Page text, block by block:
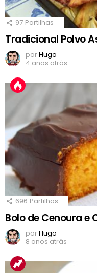
97 Partilhas
Tradicional Polvo
porHugo
4 anos atrás
696 Partilhas
Bolo de Cenoura e
porHugo
8 anos atrás